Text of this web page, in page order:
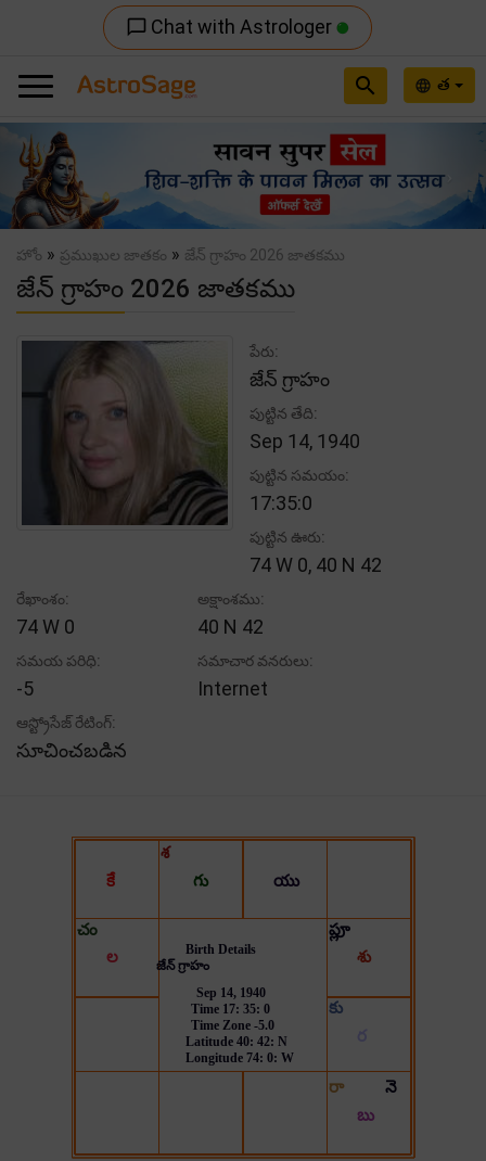
chat_bubble_outline Chat with Astrologer
language త
search
Previous
హోం » ప్రముఖుల జాతకం » జేన్ గ్రాహం 2026 జాతకము
జేన్ గ్రాహం 2026 జాతకము
పేరు:
జేన్ గ్రాహం
పుట్టిన తేది:
Sep 14, 1940
పుట్టిన సమయం:
17:35:0
పుట్టిన ఊరు:
74 W 0, 40 N 42
రేఖాంశం:
74 W 0
అక్షాంశము:
40 N 42
సమయ పరిధి:
-5
సమాచార వనరులు:
Internet
ఆస్ట్రోసేజ్ రేటింగ్:
సూచించబడిన